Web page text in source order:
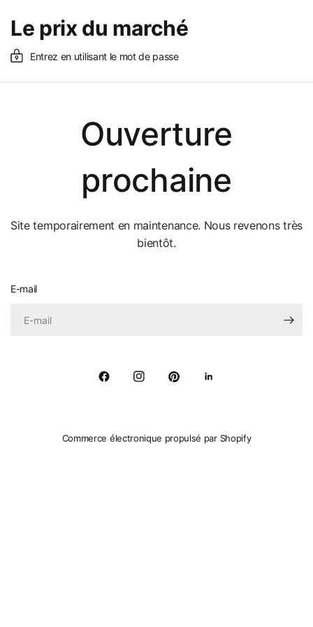
Le prix du marché
Entrez en utilisant le mot de passe
Ouverture
prochaine
Site temporairement en maintenance. Nous revenons très
bientôt.
E-mail
Commerce électronique propulsé par Shopify